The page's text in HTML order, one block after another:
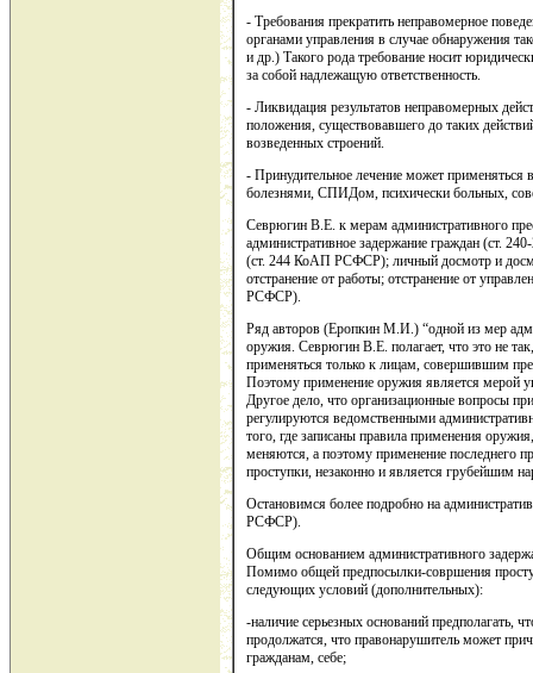
- Требования прекратить неправомерное
органами управления в случае обнаружения
и др.) Такого рода требование носит
за собой надлежащую ответственность.
- Ликвидация результатов неправомерных
положения, существовавшего до таких
возведенных строений.
- Принудительное лечение может
болезнями, СПИДом, психически больных,
Севрюгин В.Е. к мерам административного
административное задержание граждан (ст.
(ст. 244 КоАП РСФСР); личный досмотр и
отстранение от работы; отстранение от
РСФСР).
Ряд авторов (Еропкин М.И.) “одной из мер
оружия. Севрюгин В.Е. полагает, что это не
применяться только к лицам, совершившим
Поэтому применение оружия является мерой
Другое дело, что организационные вопросы
регулируются ведомственными
того, где записаны правила применения
меняются, а поэтому применение последнего
проступки, незаконно и является грубейшим
Остановимся более подробно на
РСФСР).
Общим основанием административного
Помимо общей предпосылки-совршения
следующих условий (дополнительных):
-наличие серьезных оснований предполагать,
продолжатся, что правонарушитель может
гражданам, себе;